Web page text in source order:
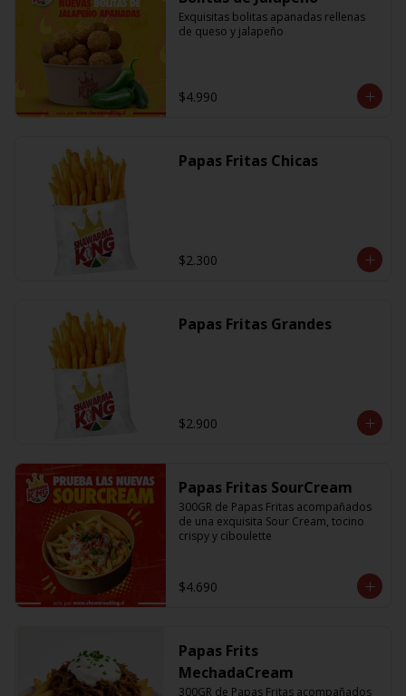
Exquisitas bolitas apanadas rellenas
de queso y jalapeño
$4.990
Papas Fritas Chicas
$2.300
Papas Fritas Grandes
$2.900
Papas Fritas SourCream
300GR de Papas Fritas acompañados
de una exquisita Sour Cream, tocino
crispy y ciboulette
$4.690
Papas Frits
MechadaCream
300GR de Papas Fritas acompañados